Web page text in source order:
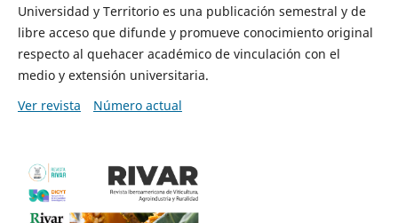
Universidad y Territorio es una publicación semestral y de
libre acceso que difunde y promueve conocimiento original
respecto al quehacer académico de vinculación con el
medio y extensión universitaria.
Ver revista
Número actual